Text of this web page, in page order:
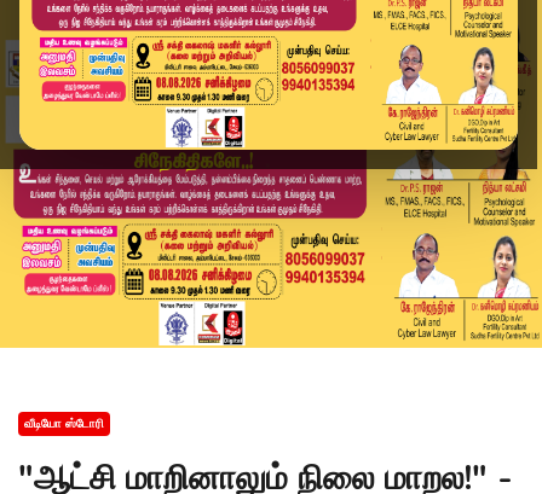
வீடியோ ஸ்டோரி
"ஆட்சி மாறினாலும் நிலை மாறல!" -